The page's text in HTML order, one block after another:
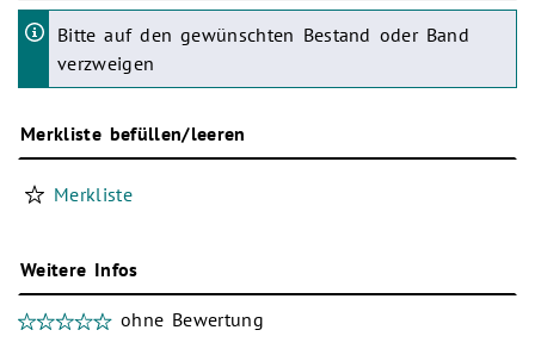
Bitte auf den gewünschten Bestand oder Band
verzweigen
Merkliste befüllen/leeren
Merkliste
Weitere Infos
ohne Bewertung